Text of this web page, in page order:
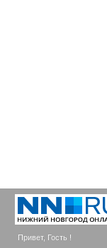
Привет, Гость !